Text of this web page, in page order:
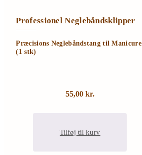
Professionel Neglebåndsklipper
Præcisions Neglebåndstang til Manicure
(1 stk)
55,00 kr.
Tilføj til kurv